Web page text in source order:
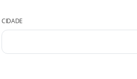
CIDADE